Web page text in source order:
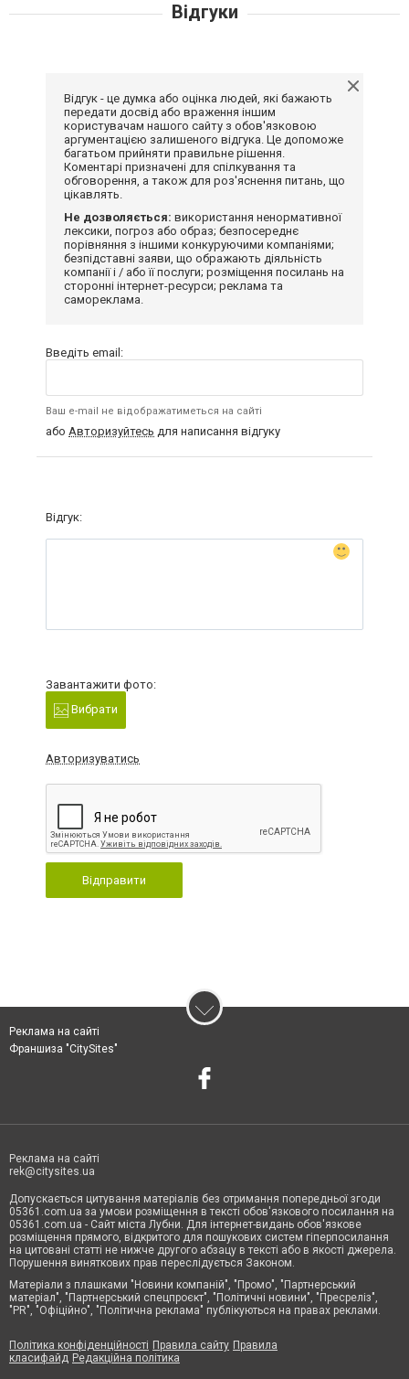
Відгуки
Відгук - це думка або оцінка людей, які бажають
передати досвід або враження іншим
користувачам нашого сайту з обов'язковою
аргументацією залишеного відгука. Це допоможе
багатьом прийняти правильне рішення.
Коментарі призначені для спілкування та
обговорення, а також для роз'яснення питань, що
цікавлять.
Не дозволяється: використання ненормативної
лексики, погроз або образ; безпосереднє
порівняння з іншими конкуруючими компаніями;
безпідставні заяви, що ображають діяльність
компанії і / або її послуги; розміщення посилань на
сторонні інтернет-ресурси; реклама та
самореклама.
Введіть email:
Ваш e-mail не відображатиметься на сайті
або Авторизуйтесь для написання відгуку
Відгук:
Завантажити фото:
Вибрати
Авторизуватись
Відправити
Реклама на сайті
Франшиза "CitySites"
Реклама на сайті
rek@citysites.ua
Допускається цитування матеріалів без отримання попередньої згоди
05361.com.ua за умови розміщення в тексті обов'язкового посилання на
05361.com.ua - Сайт міста Лубни. Для інтернет-видань обов'язкове
розміщення прямого, відкритого для пошукових систем гіперпосилання
на цитовані статті не нижче другого абзацу в тексті або в якості джерела.
Порушення виняткових прав переслідується Законом.
Матеріали з плашками "Новини компаній", "Промо", "Партнерський
матеріал", "Партнерський спецпроєкт", "Політичні новини", "Пресреліз",
"PR", "Офіційно", "Політична реклама" публікуються на правах реклами.
Політика конфіденційності Правила сайту Правила
класифайд Редакційна політика